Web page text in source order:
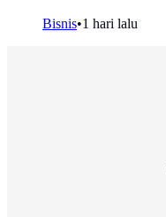
Bisnis•1 hari lalu